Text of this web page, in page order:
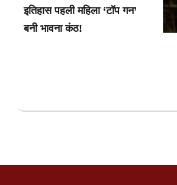
इतिहास पहली महिला ‘टॉप गन’
बनी भावना कंठ!